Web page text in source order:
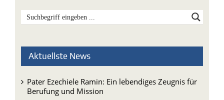
Aktuellste News
Pater Ezechiele Ramin: Ein lebendiges Zeugnis für
Berufung und Mission